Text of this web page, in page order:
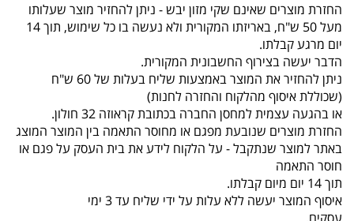
החזרת מוצרים שאינם שקי מזון יבש - ניתן להחזיר מוצר שעלותו
מעל 50 ש"ח, באריזתו המקורית ולא נעשה בו כל שימוש, תוך 14
יום מרגע קבלתו.
הדבר יעשה בצירוף החשבונית המקורית.
ניתן להחזיר את המוצר באמצעות שליח בעלות של 60 ש"ח
(שכוללת איסוף מהלקוח והחזרה לחנות)
או בהגעה עצמית למחסן החברה בכתובת קראוזה 32 חולון.
החזרת מוצרים שנובעת מפגם או מחוסר התאמה בין המוצר המוצג
באתר למוצר שנתקבל - על הלקוח לידע את בית העסק על פגם או
חוסר התאמה
תוך 14 יום מיום קבלתו.
איסוף המוצר יעשה ללא עלות על ידי שליח עד 3 ימי